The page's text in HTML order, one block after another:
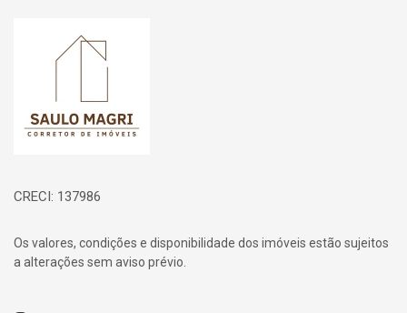
Página inicial
CRECI: 137986
Os valores, condições e disponibilidade dos imóveis estão sujeitos
a alterações sem aviso prévio.